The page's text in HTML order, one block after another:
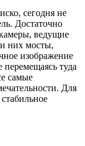
сегодня не
Достаточно
ведущие
них мосты,
изображение
перемещаясь туда
самые
Для